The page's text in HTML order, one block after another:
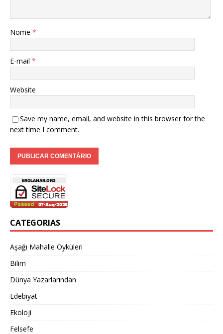
Nome *
E-mail *
Website
Save my name, email, and website in this browser for the
next time I comment.
CATEGORIAS
Aşağı Mahalle Öyküleri
Bilim
Dünya Yazarlarından
Edebiyat
Ekoloji
Felsefe